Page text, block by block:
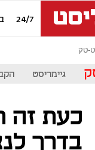
24/7
טק
גיימריסט
כעת זה
בדרך